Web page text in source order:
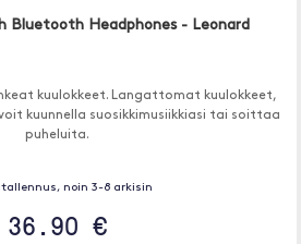
Bluetooth Headphones - Leonard
kuulokkeet. Langattomat kuulokkeet,
kuunnella suosikkimusiikkiasi tai soittaa
puheluita.
noin 3-8 arkisin
36.90 €